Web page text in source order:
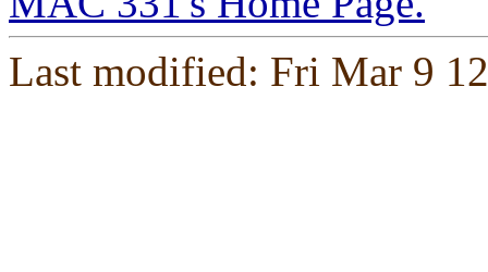
Last modified: Fri Mar 9